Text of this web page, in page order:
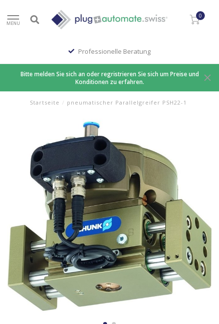
MENU
0
Professionelle Beratung
Bitte melden Sie sich an oder regristrieren Sie sich um Preise und
Konditionen zu erfahren.
Startseite / pneumatischer Parallelgreifer PSH22-1